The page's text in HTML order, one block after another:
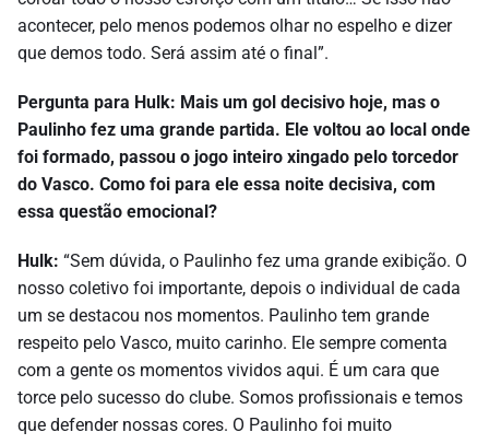
acontecer, pelo menos podemos olhar no espelho e dizer
que demos todo. Será assim até o final”.
Pergunta para Hulk: Mais um gol decisivo hoje, mas o
Paulinho fez uma grande partida. Ele voltou ao local onde
foi formado, passou o jogo inteiro xingado pelo torcedor
do Vasco. Como foi para ele essa noite decisiva, com
essa questão emocional?
Hulk: “Sem dúvida, o Paulinho fez uma grande exibição. O
nosso coletivo foi importante, depois o individual de cada
um se destacou nos momentos. Paulinho tem grande
respeito pelo Vasco, muito carinho. Ele sempre comenta
com a gente os momentos vividos aqui. É um cara que
torce pelo sucesso do clube. Somos profissionais e temos
que defender nossas cores. O Paulinho foi muito